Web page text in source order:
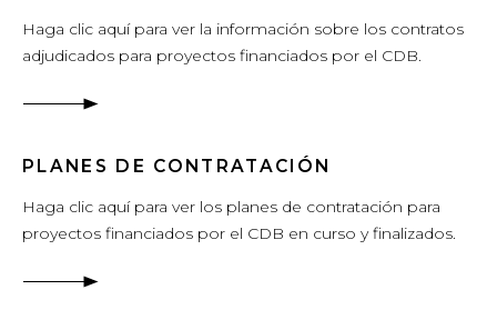
Haga clic aquí para ver la información sobre los contratos
adjudicados para proyectos financiados por el CDB.
PLANES DE CONTRATACIÓN
Haga clic aquí para ver los planes de contratación para
proyectos financiados por el CDB en curso y finalizados.